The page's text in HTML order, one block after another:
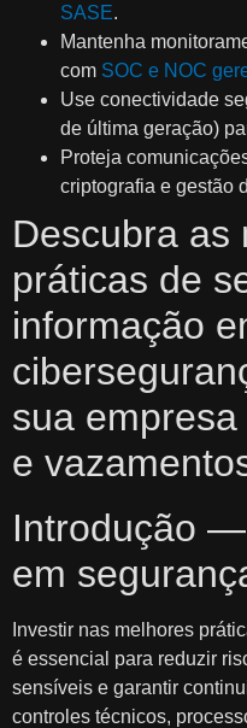
SASE.
Mantenha
com SOC e NOC
Use conectividade
de última geração)
Proteja
criptografia e gestão
Descubra as
práticas de
informação
sua
e
Introdução
em
Investir nas melhores
é essencial para reduzir
sensíveis e garantir
controles técnicos,